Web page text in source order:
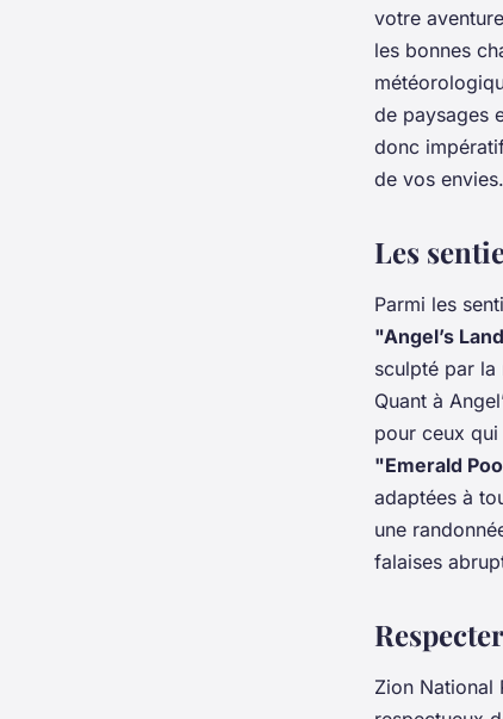
votre
les bonnes
de paysages
donc
de vos envies.
Les
Parmi les
"Angel’s
sculpté par la
Quant à
pour ceux
"Emerald
adaptées à
une
falaises
Zion National